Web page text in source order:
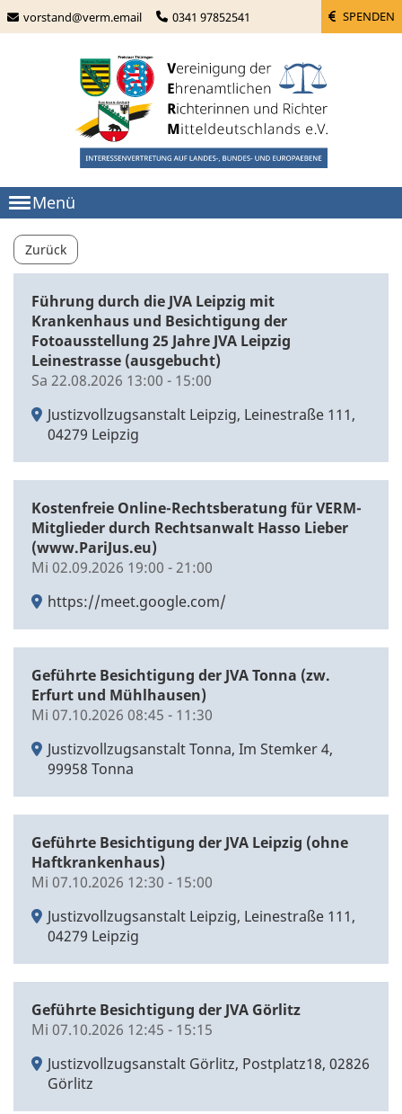
vorstand@verm.email 0341 97852541 SPENDEN
Menü
Zurück
Führung durch die JVA Leipzig mit
Krankenhaus und Besichtigung der
Fotoausstellung 25 Jahre JVA Leipzig
Leinestrasse (ausgebucht)
Sa 22.08.2026 13:00 - 15:00
Justizvollzugsanstalt Leipzig, Leinestraße 111,
04279 Leipzig
Kostenfreie Online-Rechtsberatung für VERM-
Mitglieder durch Rechtsanwalt Hasso Lieber
(www.PariJus.eu)
Mi 02.09.2026 19:00 - 21:00
https://meet.google.com/
Geführte Besichtigung der JVA Tonna (zw.
Erfurt und Mühlhausen)
Mi 07.10.2026 08:45 - 11:30
Justizvollzugsanstalt Tonna, Im Stemker 4,
99958 Tonna
Geführte Besichtigung der JVA Leipzig (ohne
Haftkrankenhaus)
Mi 07.10.2026 12:30 - 15:00
Justizvollzugsanstalt Leipzig, Leinestraße 111,
04279 Leipzig
Geführte Besichtigung der JVA Görlitz
Mi 07.10.2026 12:45 - 15:15
Justizvollzugsanstalt Görlitz, Postplatz18, 02826
Görlitz